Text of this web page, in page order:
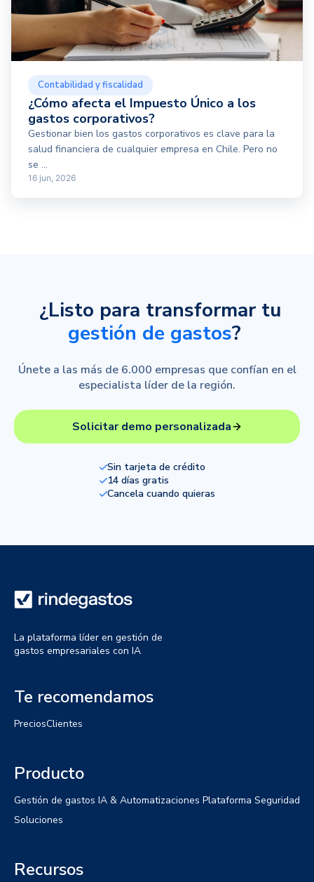
Contabilidad y fiscalidad
¿Cómo afecta el Impuesto Único a los
gastos corporativos?
Gestionar bien los gastos corporativos es clave para la
salud financiera de cualquier empresa en Chile. Pero no
se ...
16 jun, 2026
¿Listo para transformar tu
gestión de gastos?
Únete a las más de 6.000 empresas que confían en el
especialista líder de la región.
Solicitar demo personalizada
Sin tarjeta de crédito
14 días gratis
Cancela cuando quieras
La plataforma líder en gestión de
gastos empresariales con IA
Te recomendamos
PreciosClientes
Producto
Gestión de gastos IA & Automatizaciones Plataforma Seguridad
Soluciones
Recursos